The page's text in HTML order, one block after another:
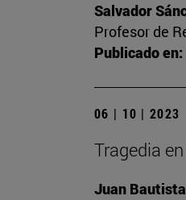
Salvador
Profesor de
Publicado en:
06 | 10 | 2023
Tragedia
Juan